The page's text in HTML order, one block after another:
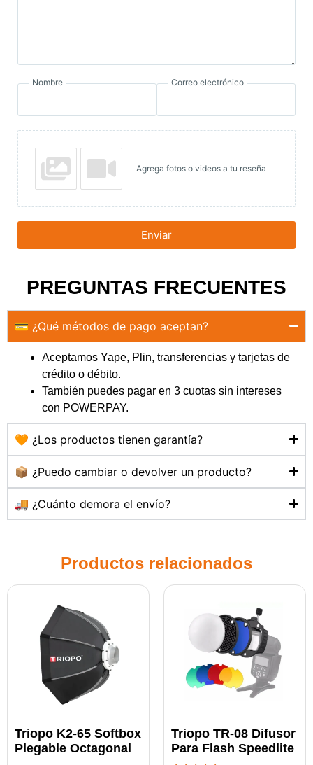
Nombre Correo electrónico
Agrega fotos o videos a tu reseña
Enviar
PREGUNTAS FRECUENTES
💳 ¿Qué métodos de pago aceptan?
Aceptamos Yape, Plin, transferencias y tarjetas de
crédito o débito.
También puedes pagar en 3 cuotas sin intereses
con POWERPAY.
🧡 ¿Los productos tienen garantía?
📦 ¿Puedo cambiar o devolver un producto?
🚚 ¿Cuánto demora el envío?
Productos relacionados
Triopo K2-65 Softbox
Plegable Octagonal
Triopo TR-08 Difusor
Para Flash Speedlite